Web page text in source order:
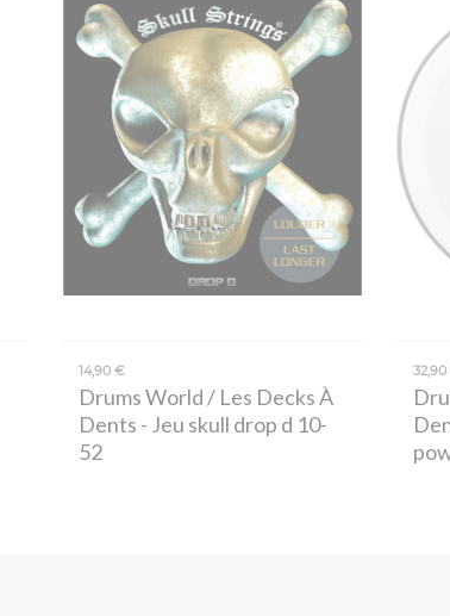
14,90 €
Drums World / Les Decks À
Dents - Jeu skull drop d 10-
52